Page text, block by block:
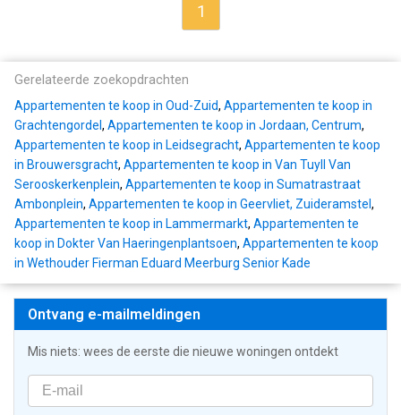
1
Gerelateerde zoekopdrachten
Appartementen te koop in Oud-Zuid, Appartementen te koop in
Grachtengordel , Appartementen te koop in Jordaan, Centrum,
Appartementen te koop in Leidsegracht, Appartementen te koop
in Brouwersgracht, Appartementen te koop in Van Tuyll Van
Serooskerkenplein, Appartementen te koop in Sumatrastraat
Ambonplein, Appartementen te koop in Geervliet, Zuideramstel ,
Appartementen te koop in Lammermarkt, Appartementen te
koop in Dokter Van Haeringenplantsoen, Appartementen te koop
in Wethouder Fierman Eduard Meerburg Senior Kade
Ontvang e-mailmeldingen
Mis niets: wees de eerste die nieuwe woningen ontdekt